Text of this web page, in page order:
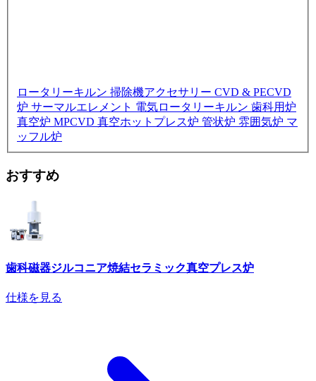
ロータリーキルン 掃除機アクセサリー CVD & PECVD
炉 サーマルエレメント 電気ロータリーキルン 歯科用炉
真空炉 MPCVD 真空ホットプレス炉 管状炉 雰囲気炉 マ
ッフル炉
おすすめ
歯科磁器ジルコニア焼結セラミック真空プレス炉
仕様を見る